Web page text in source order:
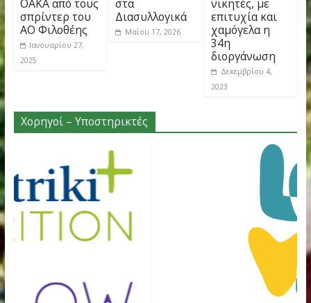
άνοδο→
εμφανίσεις και
ρεκόρ στην
ημερίδα του
ΟΑΚΑ από τους
σπρίντερ του
ΑΟ Φιλοθέης
συγκομιδή
στα
2023:
Πιτσώλης
Μπάλλα οι
νικητές, με
επιτυχία
χαμόγελα η
34η
Δεκεμβρίου 4,